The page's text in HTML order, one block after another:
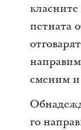
класните
петната
сменим и
го